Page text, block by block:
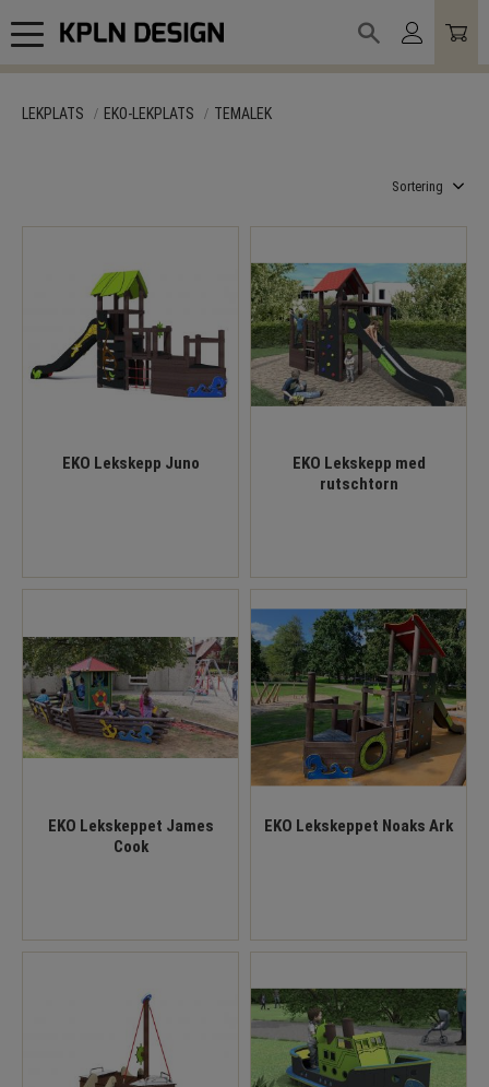
Meny
LEKPLATS EKO-LEKPLATS TEMALEK
EKO Lekskepp Juno
EKO Lekskepp med
rutschtorn
EKO Lekskeppet James
Cook
EKO Lekskeppet Noaks Ark